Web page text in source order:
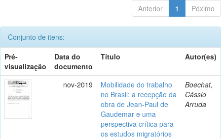
Anterior 1 Póximo
Conjunto de itens:
Pré-
visualização
Data do
documento
Título Autor(es)
nov-2019
Mobilidade do trabalho
no Brasil: a recepção da
obra de Jean-Paul de
Gaudemar e uma
perspectiva crítica para
os estudos migratórios
Boechat,
Cássio
Arruda